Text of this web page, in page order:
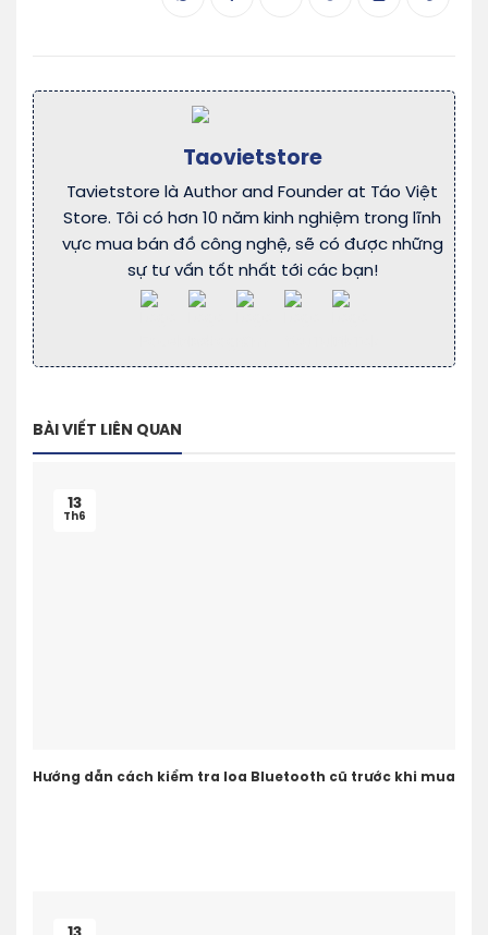
Taovietstore
Tavietstore là Author and Founder at Táo Việt
Store. Tôi có hơn 10 năm kinh nghiệm trong lĩnh
vực mua bán đồ công nghệ, sẽ có được những
sự tư vấn tốt nhất tới các bạn!
BÀI VIẾT LIÊN QUAN
Hướng dẫn cách kiểm tra loa Bluetooth cũ trước khi mua
13
Th6